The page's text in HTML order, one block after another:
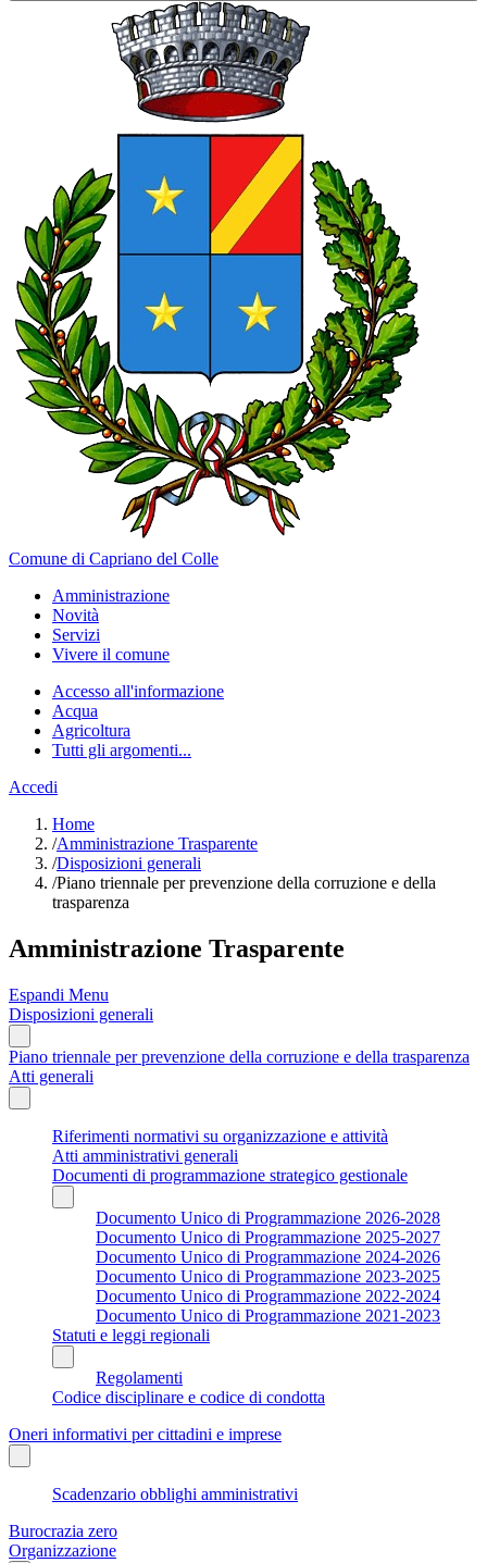
Comune di Capriano del Colle
Amministrazione
Novità
Servizi
Vivere il comune
Accesso all'informazione
Acqua
Agricoltura
Tutti gli argomenti...
Accedi
Home
/Amministrazione Trasparente
/Disposizioni generali
/Piano triennale per prevenzione della corruzione e della
trasparenza
Amministrazione Trasparente
Espandi Menu
Disposizioni generali
Piano triennale per prevenzione della corruzione e della trasparenza
Atti generali
Riferimenti normativi su organizzazione e attività
Atti amministrativi generali
Documenti di programmazione strategico gestionale
Documento Unico di Programmazione 2026-2028
Documento Unico di Programmazione 2025-2027
Documento Unico di Programmazione 2024-2026
Documento Unico di Programmazione 2023-2025
Documento Unico di Programmazione 2022-2024
Documento Unico di Programmazione 2021-2023
Statuti e leggi regionali
Regolamenti
Codice disciplinare e codice di condotta
Oneri informativi per cittadini e imprese
Scadenzario obblighi amministrativi
Burocrazia zero
Organizzazione